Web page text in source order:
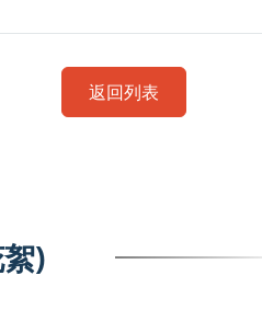
返回列表
)